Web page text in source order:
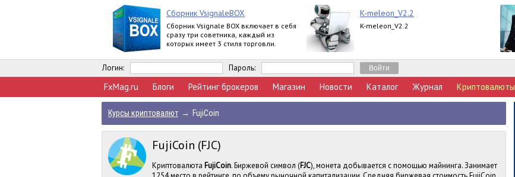
Сборник VsignaleBOX
Сборник Vsignale BOX включает в себя
сразу три советника, каждый из
которых имеет 3 стиля торговли.
K-meleon_V2.2
K-meleon_V2.2
Логин: Пароль:
FxMag.ru Блоги Рейтинг брокеров Магазин Новости Каталог Журнал Криптовалюты
Курсы криптовалют → FujiCoin
FujiCoin (FJC)
Криптовалюта FujiCoin. Биржевой символ (FJC), монета добывается с помощью майнинга. Занимает